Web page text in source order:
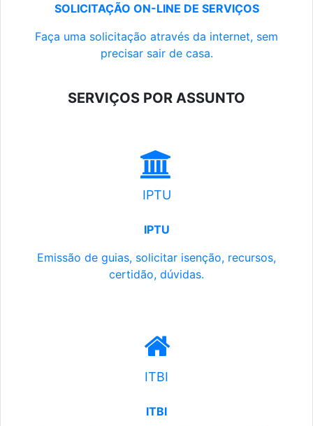
SOLICITAÇÃO ON-LINE DE SERVIÇOS
Faça uma solicitação através da internet, sem
precisar sair de casa.
SERVIÇOS POR ASSUNTO
IPTU
IPTU
Emissão de guias, solicitar isenção, recursos,
certidão, dúvidas.
ITBI
ITBI